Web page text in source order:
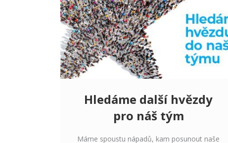
Hledáme další hvězdy
pro náš tým
Máme spoustu nápadů, kam posunout naše